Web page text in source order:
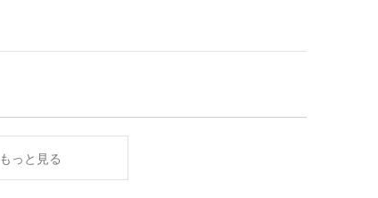
もっと見る